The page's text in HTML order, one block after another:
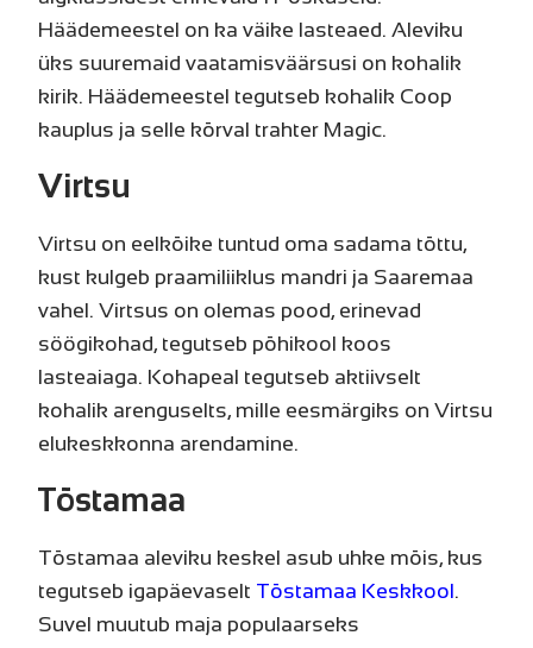
Häädemeestel on ka väike lasteaed. Aleviku
üks suuremaid vaatamisväärsusi on kohalik
kirik. Häädemeestel tegutseb kohalik Coop
kauplus ja selle kõrval trahter Magic.
Virtsu
Virtsu on eelkõike tuntud oma sadama tõttu,
kust kulgeb praamiliiklus mandri ja Saaremaa
vahel. Virtsus on olemas pood, erinevad
söögikohad, tegutseb põhikool koos
lasteaiaga. Kohapeal tegutseb aktiivselt
kohalik arenguselts, mille eesmärgiks on Virtsu
elukeskkonna arendamine.
Tõstamaa
Tõstamaa aleviku keskel asub uhke mõis, kus
tegutseb igapäevaselt Tõstamaa Keskkool.
Suvel muutub maja populaarseks